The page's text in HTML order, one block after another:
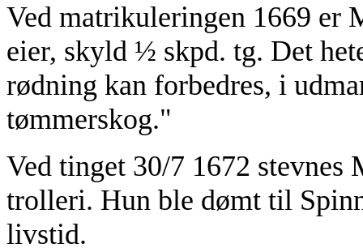
Ved matrikuleringen 1669 er
eier, skyld ½ skpd. tg. Det
rødning kan forbedres, i
tømmerskog."
Ved tinget 30/7 1672 stevnes
trolleri. Hun ble dømt til
livstid.